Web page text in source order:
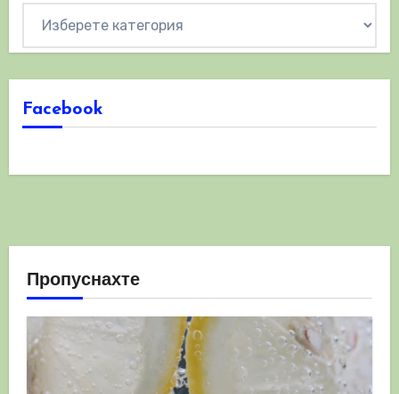
Facebook
Пропуснахте